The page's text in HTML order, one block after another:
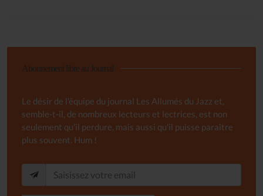
Abonnement libre au Journal
Le désir de l'équipe du journal Les Allumés du Jazz et,
semble-t-il, de nombreux lecteurs et lectrices, est non
seulement qu'il perdure, mais aussi qu'il puisse paraître
plus souvent. Hum !